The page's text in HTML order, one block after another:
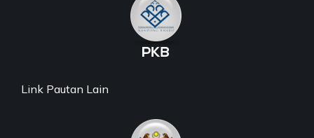
Link Pautan Lain